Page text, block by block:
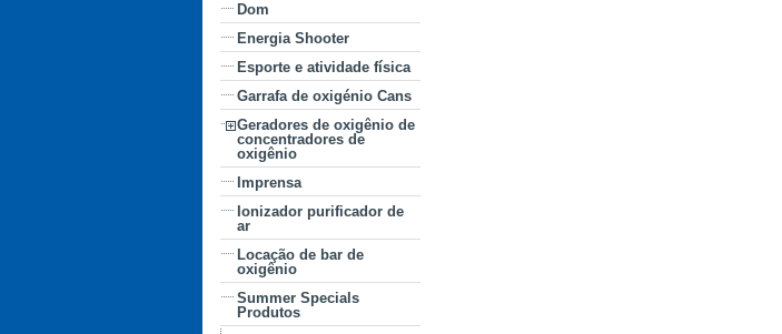
Dom
Energia Shooter
Esporte e atividade física
Garrafa de oxigénio Cans
Geradores de oxigênio de
concentradores de
oxigênio
Imprensa
Ionizador purificador de
ar
Locação de bar de
oxigênio
Summer Specials
Produtos